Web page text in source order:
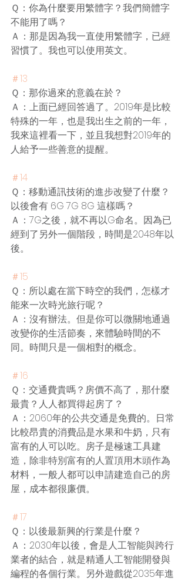
Ｑ：你為什麼要用繁體字？我們簡體字
不能用了嗎？
Ａ：那是因為我一直使用繁體字，已經
習慣了。我也可以使用英文。
＃13
Ｑ：那你過來的意義在於？
Ａ：上面已經回答過了。2019年是比較
特殊的一年，也是我出生之前的一年，
我來這裡看一下，並且我想對2019年的
人給予一些善意的提醒。
＃14
Ｑ：移動通訊技術的進步改變了什麼？
以後會有 6G 7G 8G 這樣嗎？
Ａ：7G之後，就不再以G命名。因為已
經到了另外一個階段，時間是2048年以
後。
＃15
Ｑ：所以處在當下時空的我們，怎樣才
能來一次時光旅行呢？
Ａ：沒有辦法。但是你可以微關地通過
改變你的生活節奏，來體驗時間的不
同。時間只是一個相對的概念。
＃16
Ｑ：交通費貴嗎？房價不高了，那什麼
最貴？人人都買得起房了？
Ａ：2060年的公共交通是免費的。日常
比較昂貴的消費品是水果和牛奶，只有
富有的人可以吃。房子是極速工具建
造，除非特別富有的人置頂用木頭作為
材料，一般人都可以申請建造自己的房
屋，成本都很廉價。
＃17
Ｑ：以後最新興的行業是什麼？
Ａ：2030年以後，會是人工智能與跨行
業者的結合，就是精通人工智能開發與
編程的各個行業。另外遊戲從2035年進